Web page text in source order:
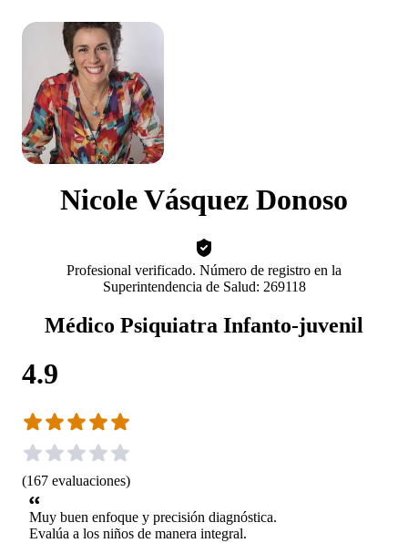
Nicole Vásquez Donoso
Profesional verificado. Número de registro en la
Superintendencia de Salud: 269118
Médico Psiquiatra Infanto-juvenil
4.9
(167 evaluaciones)
Muy buen enfoque y precisión diagnóstica.
Evalúa a los niños de manera integral.